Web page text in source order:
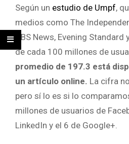
Según un estudio de Umpf,
medios como The
CBS News, Evening
de cada 100 millones de
promedio de 197.3 está
un artículo online. La cifra
pero sí lo es si lo
millones de usuarios de
LinkedIn y el 6 de Google+.